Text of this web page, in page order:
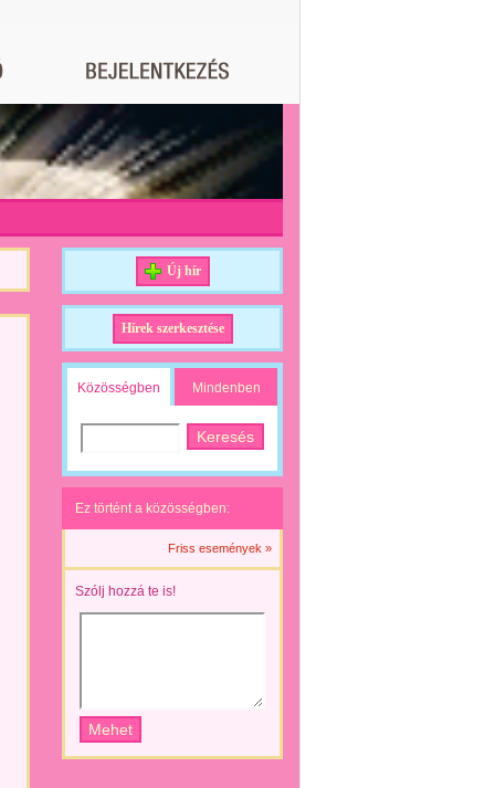
Új hír
Hírek szerkesztése
Közösségben Mindenben
Ez történt a közösségben:
Friss események »
Szólj hozzá te is!